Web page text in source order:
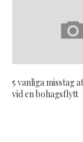
5 vanliga misstag
vid en bohagsflytt